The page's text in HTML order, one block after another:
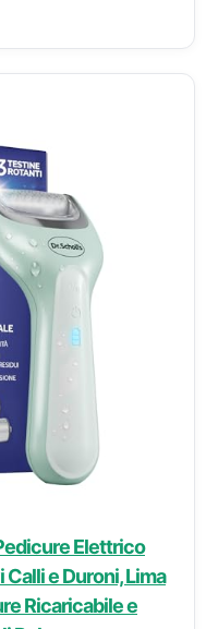
Elettrico
e Duroni, Lima
Ricaricabile e